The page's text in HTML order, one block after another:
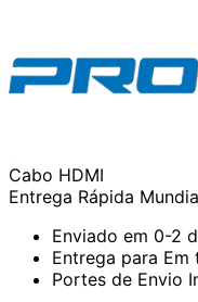
Cabo HDMI
Entrega Rápida
Enviado em 0-2
Entrega para
Portes de Envio